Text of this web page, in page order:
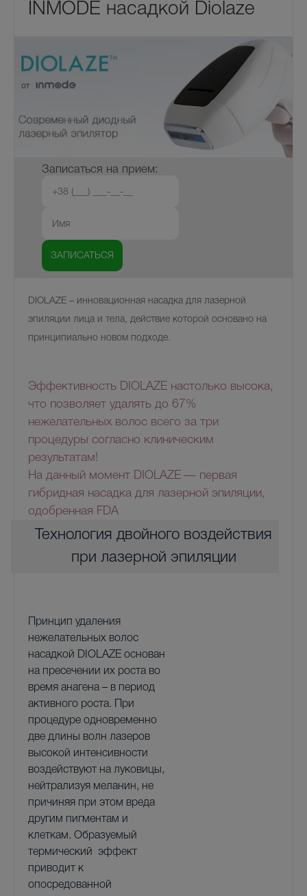
INMODE насадкой Diolaze
Записаться на прием:
DIOLAZE – инновационная насадка для лазерной
эпиляции лица и тела, действие которой основано на
принципиально новом подходе.
Эффективность D IOLAZE настолько высока,
что позволяет удалять до 67%
нежелательных волос всего за три
процедуры согласно клиническим
результатам!
На данный момент D IOLAZE — первая
гибридная насадка для лазерной эпиляции,
одобренная FDA
Технология двойного воздействия
при лазерной эпиляции
Принцип удаления
нежелательных волос
насадкой DIOLAZE основан
на пресечении их роста во
время анагена – в период
активного роста. При
процедуре одновременно
две длины волн лазеров
высокой интенсивности
воздействуют на луковицы,
нейтрализуя меланин, не
причиняя при этом вреда
другим пигментам и
клеткам. Образуемый
термический эффект
приводит к
опосредованной